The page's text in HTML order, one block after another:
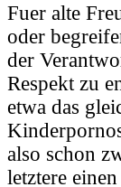
Fuer alte
oder
der
Respekt zu
etwa das
also schon
letztere